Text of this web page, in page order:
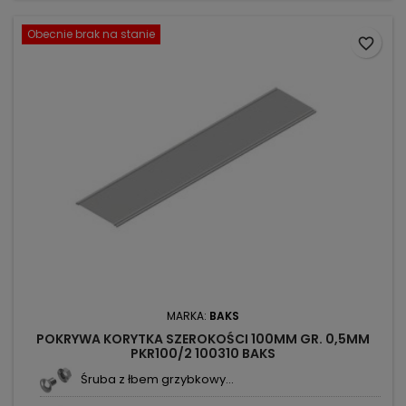
Obecnie brak na stanie
MARKA: BAKS
POKRYWA KORYTKA SZEROKOŚCI 100MM GR. 0,5MM
PKR100/2 100310 BAKS
Śruba z łbem grzybkowy...
favorite_border